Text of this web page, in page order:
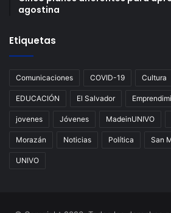
agostina
Etiquetas
Comunicaciones COVID-19 Cultura
EDUCACIÓN El Salvador
jovenes Jóvenes MadeinUNIVO
Morazán Noticias Política San
UNIVO